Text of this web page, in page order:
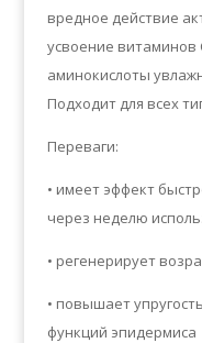
вредное действие
усвоение витаминов
аминокислоты
Подходит для всех
Переваги:
• имеет эффект
через неделю
• регенерирует
• повышает
функций эпидермиса